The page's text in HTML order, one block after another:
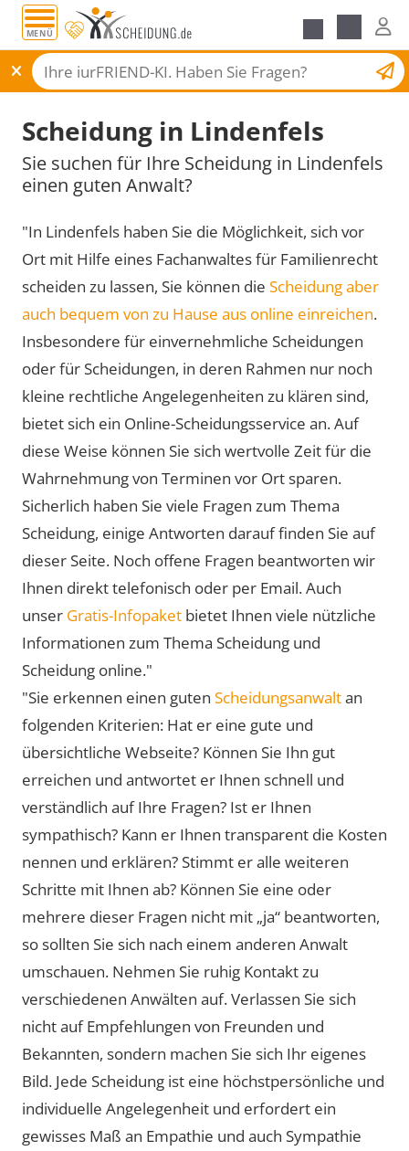
MENÜ
Scheidungsantrag
Scheidung in Lindenfels
Sie suchen für Ihre Scheidung in Lindenfels
einen guten Anwalt?
"In Lindenfels haben Sie die Möglichkeit, sich vor
Ort mit Hilfe eines Fachanwaltes für Familienrecht
scheiden zu lassen, Sie können die Scheidung aber
auch bequem von zu Hause aus online einreichen.
Insbesondere für einvernehmliche Scheidungen
oder für Scheidungen, in deren Rahmen nur noch
kleine rechtliche Angelegenheiten zu klären sind,
bietet sich ein Online-Scheidungsservice an. Auf
diese Weise können Sie sich wertvolle Zeit für die
Wahrnehmung von Terminen vor Ort sparen.
Sicherlich haben Sie viele Fragen zum Thema
Scheidung, einige Antworten darauf finden Sie auf
dieser Seite. Noch offene Fragen beantworten wir
Ihnen direkt telefonisch oder per Email. Auch
unser Gratis-Infopaket bietet Ihnen viele nützliche
Informationen zum Thema Scheidung und
Scheidung online."
"Sie erkennen einen guten Scheidungsanwaltan
folgenden Kriterien: Hat er eine gute und
übersichtliche Webseite? Können Sie Ihn gut
erreichen und antwortet er Ihnen schnell und
verständlich auf Ihre Fragen? Ist er Ihnen
sympathisch? Kann er Ihnen transparent die Kosten
nennen und erklären? Stimmt er alle weiteren
Schritte mit Ihnen ab? Können Sie eine oder
mehrere dieser Fragen nicht mit „ja“ beantworten,
so sollten Sie sich nach einem anderen Anwalt
umschauen. Nehmen Sie ruhig Kontakt zu
verschiedenen Anwälten auf. Verlassen Sie sich
nicht auf Empfehlungen von Freunden und
Bekannten, sondern machen Sie sich Ihr eigenes
Bild. Jede Scheidung ist eine höchstpersönliche und
individuelle Angelegenheit und erfordert ein
gewisses Maß an Empathie und auch Sympathie